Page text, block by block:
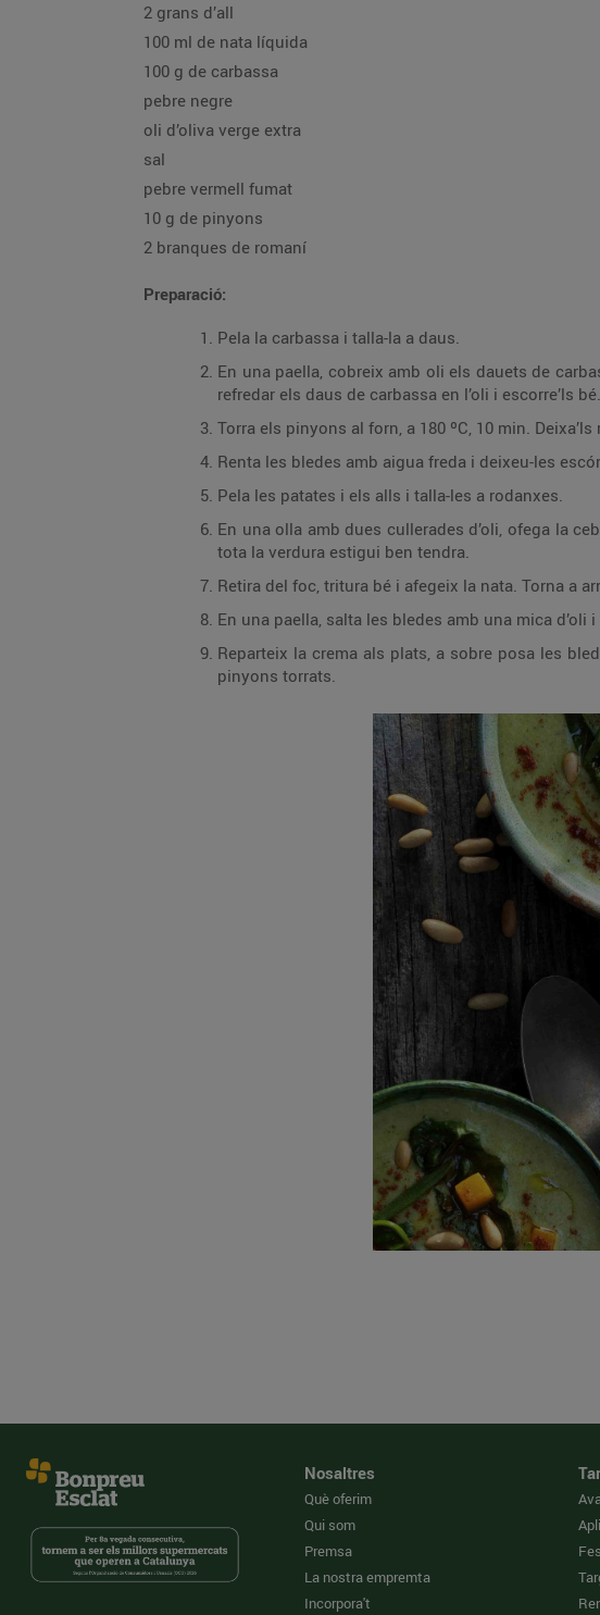
2 grans d’all
100 ml de nata líquida
100 g de carbassa
pebre negre
oli d’oliva verge extra
sal
pebre vermell fumat
10 g de pinyons
2 branques de romaní
Preparació:
Pela la carbassa i talla-la a daus.
En una paella, cobreix amb oli els dauets de
refredar els daus de carbassa en l’oli i escorre’ls bé.
Torra els pinyons al forn, a 180 ºC, 10 min. Deixa’ls
Renta les bledes amb aigua freda i deixeu-les
Pela les patates i els alls i talla-les a rodanxes.
En una olla amb dues cullerades d’oli, ofega la
tota la verdura estigui ben tendra.
Retira del foc, tritura bé i afegeix la nata. Torna a
En una paella, salta les bledes amb una mica d’oli i
Reparteix la crema als plats, a sobre posa les
pinyons torrats.
Nosaltres
Què oferim
Qui som
Premsa
La nostra empremta
Incorpora't